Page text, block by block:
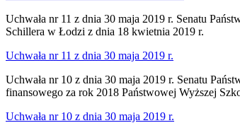
Uchwała nr 11 z dnia 30 maja 2019 r. Senatu
Schillera w Łodzi z dnia 18 kwietnia 2019 r.
Uchwała nr 11 z dnia 30 maja 2019 r.
Uchwała nr 10 z dnia 30 maja 2019 r. Senatu
finansowego za rok 2018 Państwowej Wyższej
Uchwała nr 10 z dnia 30 maja 2019 r.